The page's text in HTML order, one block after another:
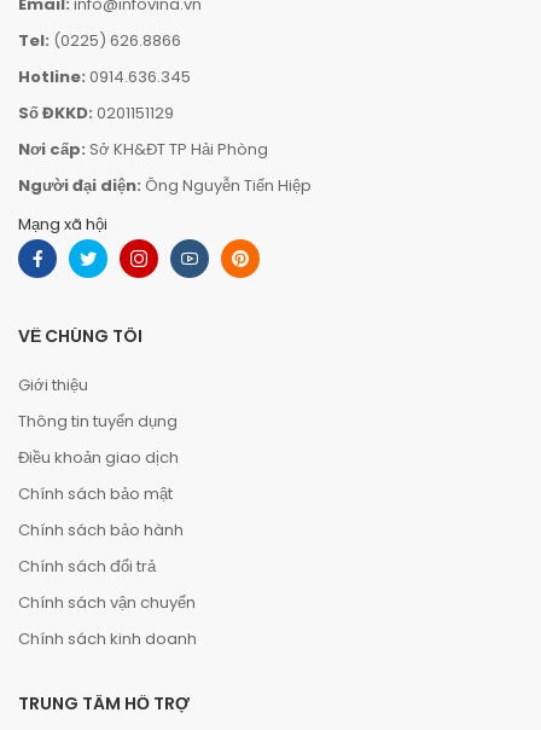
Tel: (0225) 626.8866
Hotline: 0914.636.345
Số ĐKKD: 0201151129
Nơi cấp: Sở KH&ĐT TP Hải Phòng
Người đại diện: Ông Nguyễn Tiến Hiệp
Mạng xã hội
VỀ CHÚNG TÔI
Giới thiệu
Thông tin tuyển dụng
Điều khoản giao dịch
Chính sách bảo mật
Chính sách bảo hành
Chính sách đổi trả
Chính sách vận chuyển
Chính sách kinh doanh
TRUNG TÂM HỖ TRỢ